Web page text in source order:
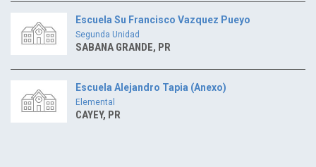
Escuela Su Francisco Vazquez Pueyo
Segunda Unidad
SABANA GRANDE, PR
Escuela Alejandro Tapia (Anexo)
Elemental
CAYEY, PR